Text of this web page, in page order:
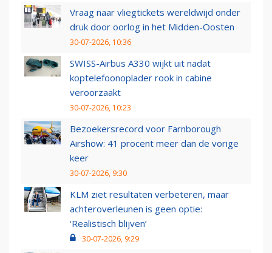
Vraag naar vliegtickets wereldwijd onder
druk door oorlog in het Midden-Oosten
30-07-2026, 10:36
SWISS-Airbus A330 wijkt uit nadat
koptelefoonoplader rook in cabine
veroorzaakt
30-07-2026, 10:23
Bezoekersrecord voor Farnborough
Airshow: 41 procent meer dan de vorige
keer
30-07-2026, 9:30
KLM ziet resultaten verbeteren, maar
achteroverleunen is geen optie:
‘Realistisch blijven’
30-07-2026, 9:29